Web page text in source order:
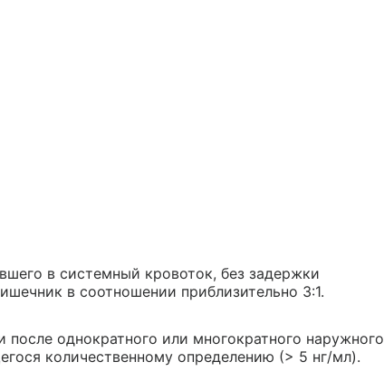
в системный кровоток, без задержки
в соотношении приблизительно 3:1.
однократного или многократного наружного
количественному определению (> 5 нг/мл).